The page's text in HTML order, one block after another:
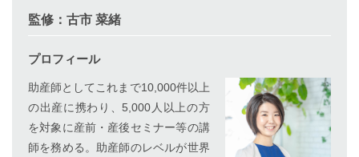
監修：古市 菜緒
プロフィール
助産師としてこれまで10,000件以上
の出産に携わり、5,000人以上の方
を対象に産前・産後セミナー等の講
師を務める。助産師のレベルが世界